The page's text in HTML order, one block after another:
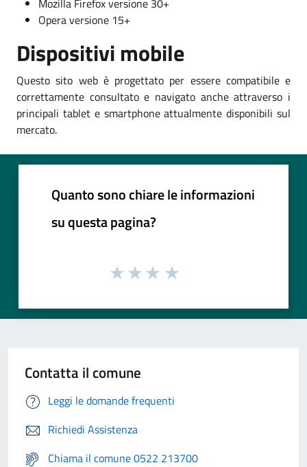
Opera versione 15+
Dispositivi mobile
Questo sito web è progettato per essere compatibile e
correttamente consultato e navigato anche attraverso i
principali tablet e smartphone attualmente disponibili sul
mercato.
Quanto sono chiare le informazioni
su questa pagina?
Contatta il comune
Leggi le domande frequenti
Richiedi Assistenza
Chiama il comune 0522 213700